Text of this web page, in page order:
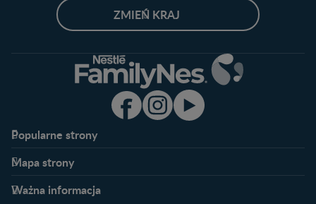
ZMIEŃ KRAJ
Popularne strony​
Kontakt
FAQ
Mapa strony​
Plamienie implantacyjne –
Ważna informacja